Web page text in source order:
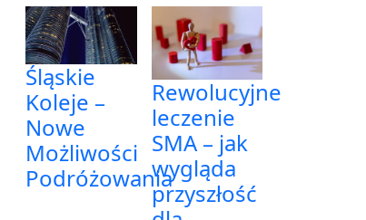
Śląskie
Koleje –
Nowe
Możliwości
Podróżowania
Rewolucyjne
leczenie
SMA – jak
wygląda
przyszłość